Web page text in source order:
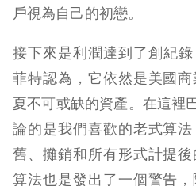
戶視為自己的初戀。
接下來是利潤達到了創紀錄
菲特認為，它依然是美國
夏不可或缺的資產。在這裡
論的是我們喜歡的老式算
舊、攤銷和所有形式計提
算法也是發出了一個警告